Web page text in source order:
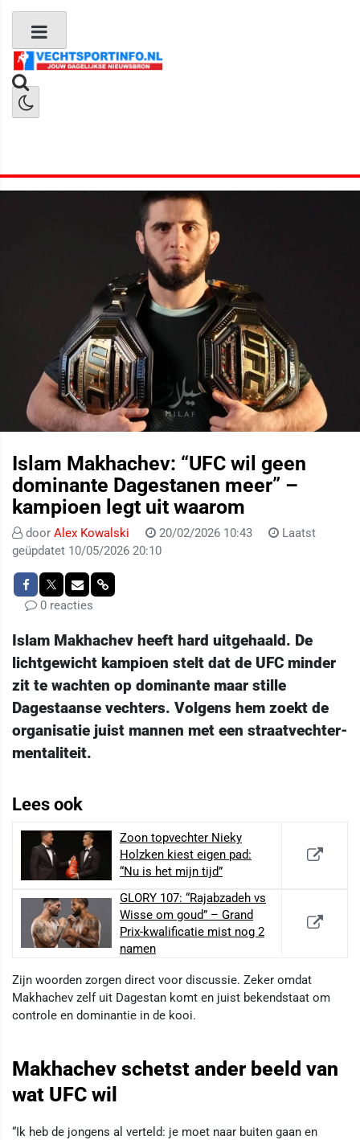
Islam Makhachev: “UFC wil geen
dominante Dagestanen meer” –
kampioen legt uit waarom
door Alex Kowalski 20/02/2026 10:43
Laatst
geüpdatet 10/05/2026 20:10
0 reacties
Islam Makhachev heeft hard uitgehaald. De
lichtgewicht kampioen stelt dat de UFC minder
zit te wachten op dominante maar stille
Dagestaanse vechters. Volgens hem zoekt de
organisatie juist mannen met een straatvechter-
mentaliteit.
Lees ook
Zoon topvechter Nieky
Holzken kiest eigen pad:
“Nu is het mijn tijd”
GLORY 107: “Rajabzadeh vs
Wisse om goud” – Grand
Prix-kwalificatie mist nog 2
namen
Zijn woorden zorgen direct voor discussie. Zeker omdat
Makhachev zelf uit Dagestan komt en juist bekendstaat om
controle en dominantie in de kooi.
Makhachev schetst ander beeld van
wat UFC wil
“Ik heb de jongens al verteld: je moet naar buiten gaan en